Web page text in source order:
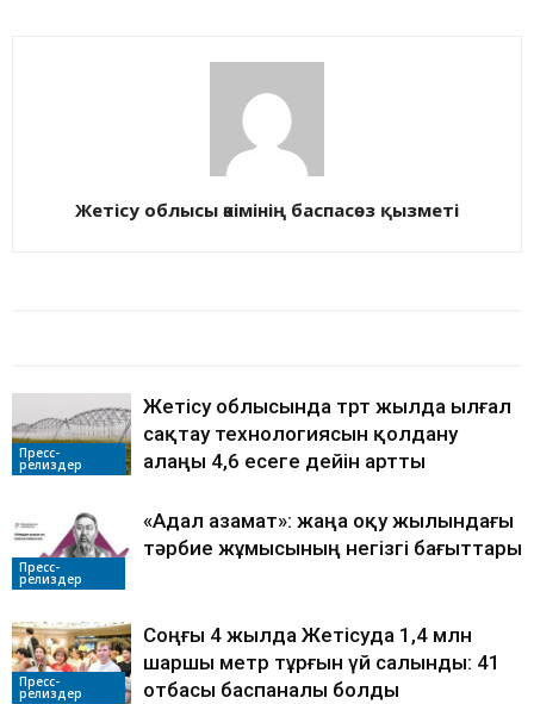
Жетісу облысы әкімінің баспасөз қызметі
Пресс-
релиздер
Жетісу облысында төрт жылда ылғал
сақтау технологиясын қолдану
алаңы 4,6 есеге дейін артты
Пресс-
релиздер
«Адал азамат»: жаңа оқу жылындағы
тәрбие жұмысының негізгі бағыттары
Пресс-
релиздер
Соңғы 4 жылда Жетісуда 1,4 млн
шаршы метр тұрғын үй салынды: 41
отбасы баспаналы болды